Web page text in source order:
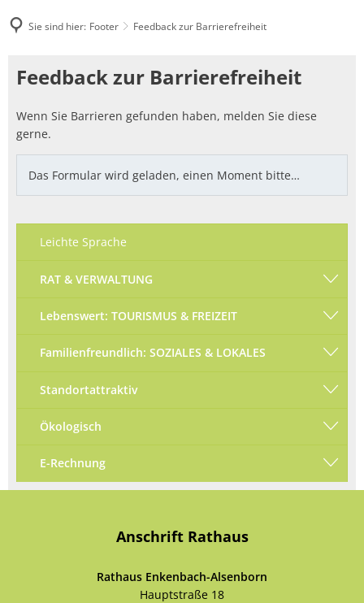
Sie sind hier: Footer Feedback zur Barrierefreiheit
Feedback
Barrierefreiheit
Feedback zur Barrierefreiheit
Wenn Sie Barrieren gefunden haben, melden Sie diese
gerne.
Das Formular wird geladen, einen Moment bitte…
Leichte Sprache
RAT & VERWALTUNG
Lebenswert: TOURISMUS & FREIZEIT
Familienfreundlich: SOZIALES & LOKALES
Standortattraktiv
Ökologisch
E-Rechnung
Anschrift Rathaus
Rathaus Enkenbach-Alsenborn
Hauptstraße 18